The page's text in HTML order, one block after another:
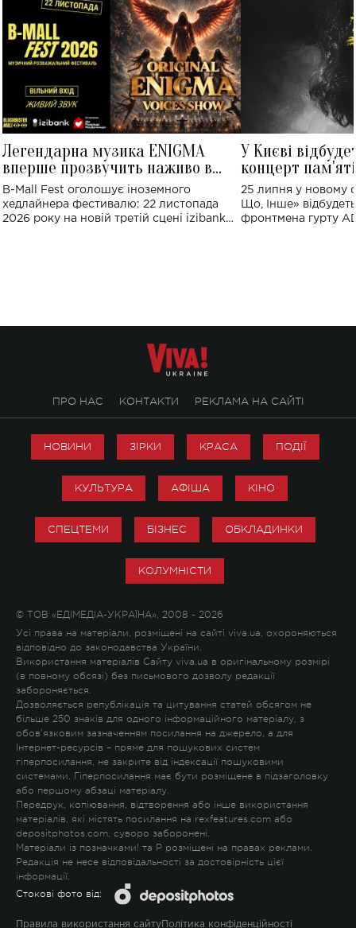
Легендарна музика ENIGMA
вперше прозвучить наживо в
Україні: де відбудеться концерт
B-Mall Fest оголошує іноземного
хедлайнера фестивалю: 22 листопада
2026 року на новій третій сцені izibank
У Києві
концерт
Клименка:
виконають
25 липня у новому
Що, Інше»
фронтмена гурту
ПРО НАС КОНТАКТИ РЕКЛАМА НА САЙТІ
НОВИНИ ЗІРКИ КРАСА ПОДІЇ
КУЛЬТУРА АФІША КІНО
СПЕЦТЕМИ БІЗНЕС ОБКЛАДИНКИ
КОЛУМНІСТИ
© ТОВ «ЕДІМЕДІА-УКРАЇНА», 2008 - 2026
Усі права на матеріали, розміщені на сайті viva.ua, охороняються
відповідно до законодавства України.
Використання матеріалів Сайту viva.ua в оригінальному розмірі
(в повному обсязі) без письмового дозволу редакції
забороняється.
Дозволяється републікація та цитування статей обсягом не
більше 250 знаків для одного інформаційного матеріалу, з
обов'язковим зазначенням посилання на джерело, а для
Інтернет-ресурсів – пряме для пошукових систем
гіперпосилання, не закрите від індексації пошуковими
системами. Гіперпосилання має бути розміщене в підзаголовку
або першому абзаці матеріалу.
Передрук, копіювання, відтворення або інше використання
матеріалів, які містять посилання на rexfeatures.com або
depositphotos.com, суворо заборонені.
Матеріали із позначками! та P розміщені на правах реклами.
Редакція не несе відповідальності за достовірність цієї
інформації.
Стокові фото від:
Правила використання сайту Політика конфіденційності